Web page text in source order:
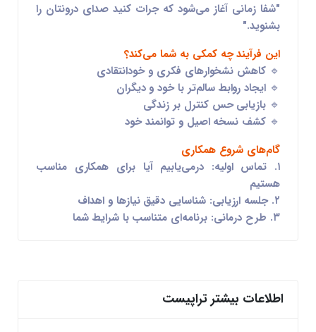
"شفا زمانی آغاز می‌شود که جرات کنید صدای درونتان را
بشنوید."
این فرآیند چه کمکی به شما می‌کند؟
🔹 کاهش نشخوارهای فکری و خودانتقادی
🔹 ایجاد روابط سالم‌تر با خود و دیگران
🔹 بازیابی حس کنترل بر زندگی
🔹 کشف نسخه اصیل و توانمند خود
گام‌های شروع همکاری
۱.
تماس اولیه: درمی‌یابیم آیا برای همکاری مناسب
هستیم
۲. جلسه ارزیابی: شناسایی دقیق نیازها و اهداف
۳. طرح درمانی: برنامه‌ای متناسب با شرایط شما
اطلاعات بیشتر تراپیست